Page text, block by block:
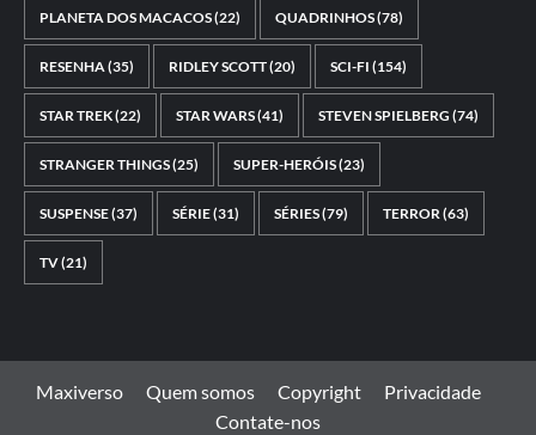
PLANETA DOS MACACOS(22) QUADRINHOS(78)
RESENHA(35) RIDLEY SCOTT(20) SCI-FI (154)
STAR TREK(22) STAR WARS(41) STEVEN SPIELBERG (74)
STRANGER THINGS(25) SUPER-HERÓIS(23)
SUSPENSE(37) SÉRIE(31) SÉRIES(79) TERROR(63)
TV(21)
Maxiverso Quem somos Copyright
Privacidade
Contate-nos